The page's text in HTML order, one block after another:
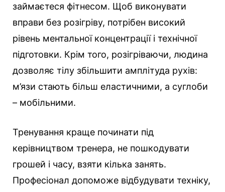
займаєтеся фітнесом. Щоб виконувати
вправи без розігріву, потрібен високий
рівень ментальної концентрації і технічної
підготовки. Крім того, розігріваючи, людина
дозволяє тілу збільшити амплітуда рухів:
м’язи стають більш еластичними, а суглоби
– мобільними.
Тренування краще починати під
керівництвом тренера, не пошкодувати
грошей і часу, взяти кілька занять.
Професіонал допоможе відбудувати техніку,